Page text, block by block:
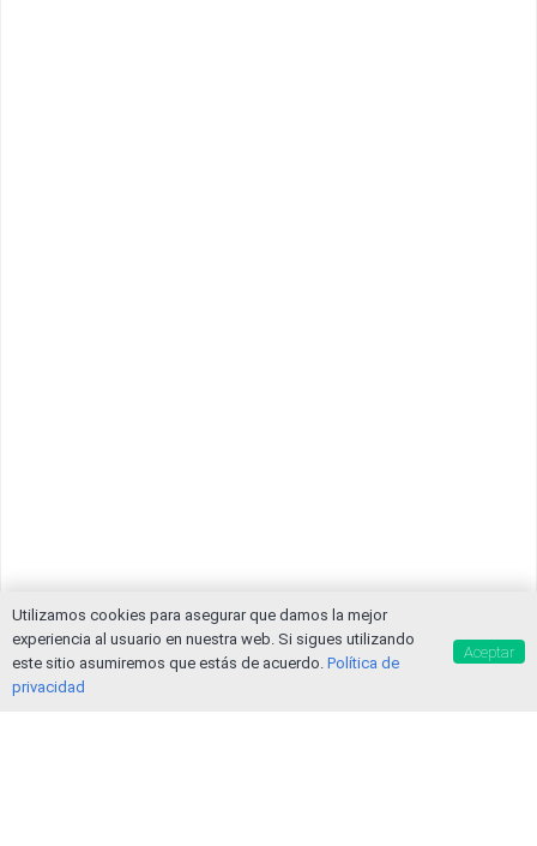
Utilizamos cookies para asegurar que damos la mejor
experiencia al usuario en nuestra web. Si sigues utilizando
este sitio asumiremos que estás de acuerdo. Política de
privacidad
Aceptar